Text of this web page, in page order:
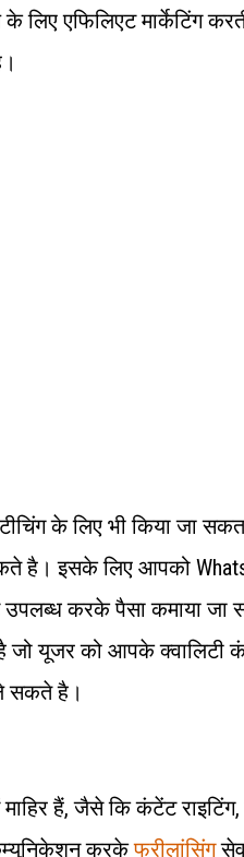
लिए एफिलिएट मार्केटिंग
टीचिंग के लिए भी किया
है। इसके लिए आपको
करके पैसा कमाया
जो यूजर को आपके क्वालिटी
सकते है।
हैं, जैसे कि कंटेंट राइटिंग,
करकेफ्रीलांसिंग